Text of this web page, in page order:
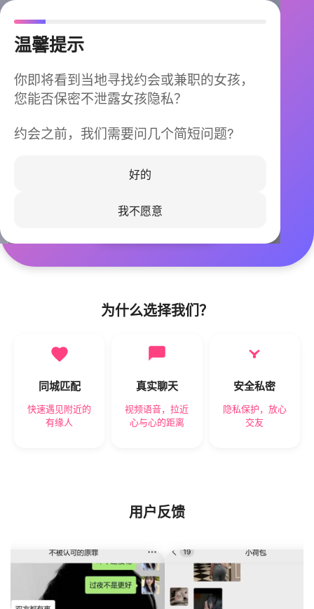
温馨提示
你即将看到当地寻找约会或兼职的女孩，
您能否保密不泄露女孩隐私？
约会之前，我们需要问几个简短问题?
好的
我不愿意
今晚不再孤单
同城快速匹配，马上认识身边的TA
立即下载
为什么选择我们？
同城匹配
快速遇见附近的
有缘人
真实聊天
视频语音，拉近
心与心的距离
安全私密
隐私保护，放心
交友
用户反馈